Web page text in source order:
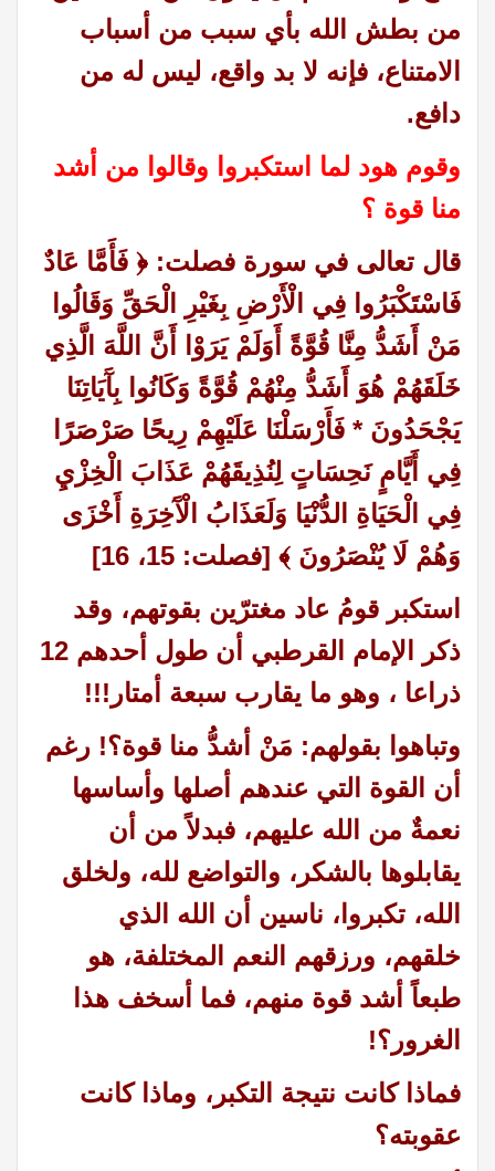
من بطش الله بأي سبب من أسباب
الامتناع، فإنه لا بد واقع، ليس له من
دافع.
وقوم هود لما استكبروا وقالوا من أشد
منا قوة ؟
قال تعالى في سورة فصلت: ﴿ فَأَمَّا عَادٌ
فَاسْتَكْبَرُوا فِي الْأَرْضِ بِغَيْرِ الْحَقِّ وَقَالُوا
مَنْ أَشَدُّ مِنَّا قُوَّةً أَوَلَمْ يَرَوْا أَنَّ اللَّهَ الَّذِي
خَلَقَهُمْ هُوَ أَشَدُّ مِنْهُمْ قُوَّةً وَكَانُوا بِآَيَاتِنَا
يَجْحَدُونَ * فَأَرْسَلْنَا عَلَيْهِمْ رِيحًا صَرْصَرًا
فِي أَيَّامٍ نَحِسَاتٍ لِنُذِيقَهُمْ عَذَابَ الْخِزْيِ
فِي الْحَيَاةِ الدُّنْيَا وَلَعَذَابُ الْآَخِرَةِ أَخْزَى
وَهُمْ لَا يُنْصَرُونَ ﴾ [فصلت: 15، 16]
استكبر قومُ عاد مغترّين بقوتهم، وقد
ذكر الإمام القرطبي أن طول أحدهم 12
ذراعا ، وهو ما يقارب سبعة أمتار!!!
وتباهوا بقولهم: مَنْ أشدُّ منا قوة؟! رغم
أن القوة التي عندهم أصلها وأساسها
نعمةٌ من الله عليهم، فبدلاً من أن
يقابلوها بالشكر، والتواضع لله، ولخلق
الله، تكبروا، ناسين أن الله الذي
خلقهم، ورزقهم النعم المختلفة، هو
طبعاً أشد قوة منهم، فما أسخف هذا
الغرور؟!
فماذا كانت نتيجة التكبر، وماذا كانت
عقوبته؟